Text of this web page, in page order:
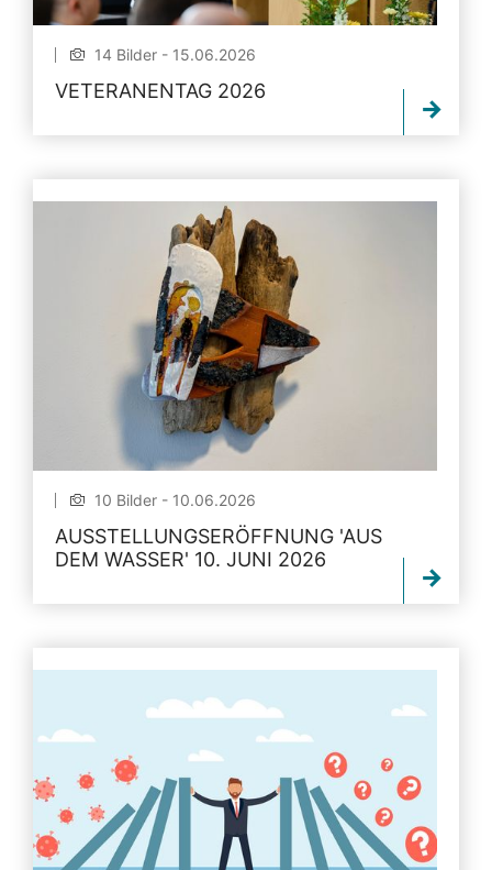
14 Bilder - 15.06.2026
VETERANENTAG 2026
10 Bilder - 10.06.2026
AUSSTELLUNGSERÖFFNUNG 'AUS
DEM WASSER' 10. JUNI 2026